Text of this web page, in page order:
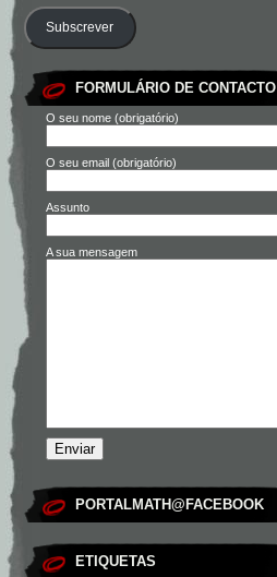
Subscrever
FORMULÁRIO DE CONTACTO
O seu nome (obrigatório)
O seu email (obrigatório)
Assunto
A sua mensagem
PORTALMATH@FACEBOOK
ETIQUETAS